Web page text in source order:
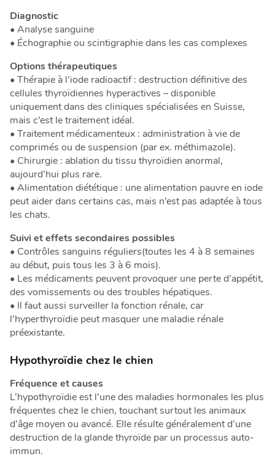
Diagnostic
• Analyse sanguine
• Échographie ou scintigraphie dans les cas complexes
Options thérapeutiques
• Thérapie à l’iode radioactif : destruction définitive des
cellules thyroïdiennes hyperactives – disponible
uniquement dans des cliniques spécialisées en Suisse,
mais c’est le traitement idéal.
• Traitement médicamenteux : administration à vie de
comprimés ou de suspension (par ex. méthimazole).
• Chirurgie : ablation du tissu thyroïdien anormal,
aujourd’hui plus rare.
• Alimentation diététique : une alimentation pauvre en iode
peut aider dans certains cas, mais n’est pas adaptée à tous
les chats.
Suivi et effets secondaires possibles
• Contrôles sanguins réguliers(toutes les 4 à 8 semaines
au début, puis tous les 3 à 6 mois).
• Les médicaments peuvent provoquer une perte d’appétit,
des vomissements ou des troubles hépatiques.
• Il faut aussi surveiller la fonction rénale, car
l’hyperthyroïdie peut masquer une maladie rénale
préexistante.
Hypothyroïdie chez le chien
Fréquence et causes
L’hypothyroïdie est l’une des maladies hormonales les plus
fréquentes chez le chien, touchant surtout les animaux
d’âge moyen ou avancé. Elle résulte généralement d’une
destruction de la glande thyroïde par un processus auto-
immun.